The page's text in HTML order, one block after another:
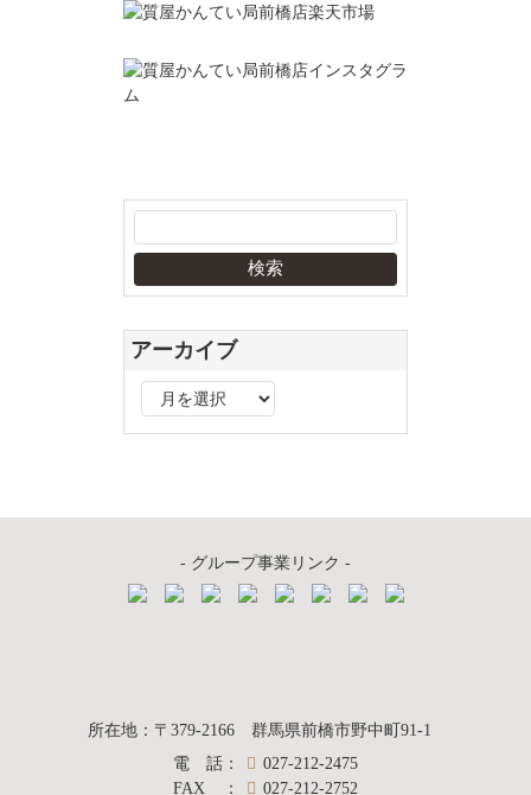
アーカイブ
ー
- グループ事業リンク -
質屋かんてい局
前橋店
所在地 ： 〒379-2166群馬県前橋市野中町91-1
電話 ：
027-212-2475
FAX
： 027-212-2752